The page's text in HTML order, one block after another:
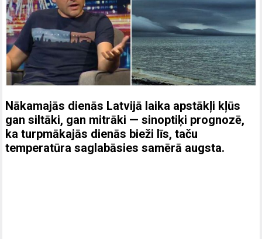
Nākamajās dienās Latvijā laika apstākļi kļūs
gan siltāki, gan mitrāki — sinoptiķi prognozē,
ka turpmākajās dienās bieži līs, taču
temperatūra saglabāsies samērā augsta.